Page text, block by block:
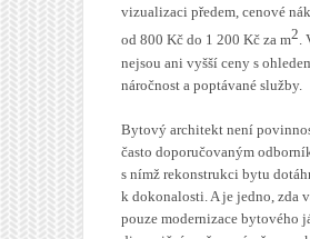
vizualizaci předem, cenové
od 800 Kč do 1 200 Kč za m2.
nejsou ani vyšší ceny s
náročnost a poptávané služby.
Bytový architekt není
často doporučovaným
s nímž rekonstrukci bytu
k dokonalosti. A je jedno, zda
pouze modernizace bytového